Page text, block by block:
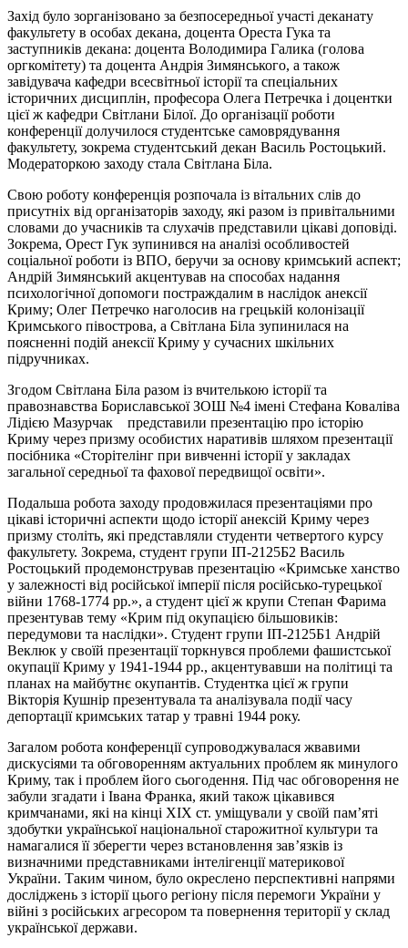
Захід було зорганізовано за безпосередньої участі деканату
факультету в особах декана, доцента Ореста Гука та
заступників декана: доцента Володимира Галика (голова
оргкомітету) та доцента Андрія Зимянського, а також
завідувача кафедри всесвітньої історії та спеціальних
історичних дисциплін, професора Олега Петречка і доцентки
цієї ж кафедри Світлани Білої. До організації роботи
конференції долучилося студентське самоврядування
факультету, зокрема студентський декан Василь Ростоцький.
Модераторкою заходу стала Світлана Біла.
Свою роботу конференція розпочала із вітальних слів до
присутніх від організаторів заходу, які разом із привітальними
словами до учасників та слухачів представили цікаві доповіді.
Зокрема, Орест Гук зупинився на аналізі особливостей
соціальної роботи із ВПО, беручи за основу кримський аспект;
Андрій Зимянський акцентував на способах надання
психологічної допомоги постраждалим в наслідок анексії
Криму; Олег Петречко наголосив на грецькій колонізації
Кримського півострова, а Світлана Біла зупинилася на
поясненні подій анексії Криму у сучасних шкільних
підручниках.
Згодом Світлана Біла разом із вчителькою історії та
правознавства Бориславської ЗОШ №4 імені Стефана Коваліва
Лідією Мазурчак представили презентацію про історію
Криму через призму особистих наративів шляхом презентації
посібника «Сторітелінг при вивченні історії у закладах
загальної середньої та фахової передвищої освіти».
Подальша робота заходу продовжилася презентаціями про
цікаві історичні аспекти щодо історії анексій Криму через
призму століть, які представляли студенти четвертого курсу
факультету. Зокрема, студент групи ІП-2125Б2 Василь
Ростоцький продемонстрував презентацію «Кримське ханство
у залежності від російської імперії після російсько-турецької
війни 1768-1774 рр.», а студент цієї ж крупи Степан Фарима
презентував тему «Крим під окупацією більшовиків:
передумови та наслідки». Студент групи ІП-2125Б1 Андрій
Веклюк у своїй презентації торкнувся проблеми фашистської
окупації Криму у 1941-1944 рр., акцентувавши на політиці та
планах на майбутнє окупантів. Студентка цієї ж групи
Вікторія Кушнір презентувала та аналізувала події часу
депортації кримських татар у травні 1944 року.
Загалом робота конференції супроводжувалася жвавими
дискусіями та обговоренням актуальних проблем як минулого
Криму, так і проблем його сьогодення. Під час обговорення не
забули згадати і Івана Франка, який також цікавився
кримчанами, які на кінці ХІХ ст. уміщували у своїй пам’яті
здобутки української національної старожитної культури та
намагалися її зберегти через встановлення зав’язків із
визначними представниками інтелігенції материкової
України. Таким чином, було окреслено перспективні напрями
досліджень з історії цього регіону після перемоги України у
війні з російських агресором та повернення території у склад
української держави.